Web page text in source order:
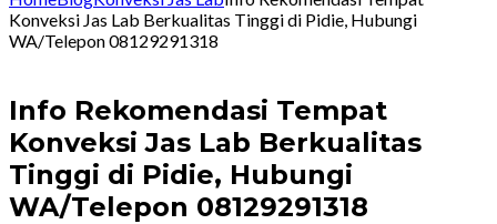
Konveksi Jas Lab Berkualitas Tinggi di Pidie, Hubungi
WA/Telepon 08129291318
Info Rekomendasi Tempat
Konveksi Jas Lab Berkualitas
Tinggi di Pidie, Hubungi
WA/Telepon 08129291318